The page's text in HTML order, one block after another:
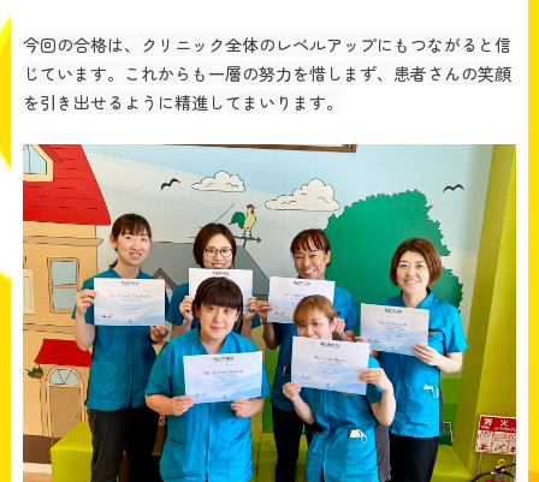
今回の合格は、クリニック全体のレベルアップにもつながると信
じています。これからも一層の努力を惜しまず、患者さんの笑顔
を引き出せるように精進してまいります。